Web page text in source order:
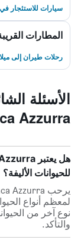
سيارات للاستئجار
المطارات
رحلات طيران إلى
Azzurra
للحيوانات الأليفة؟
لمعظم أنواع
نوع آخر من
والتأكد.